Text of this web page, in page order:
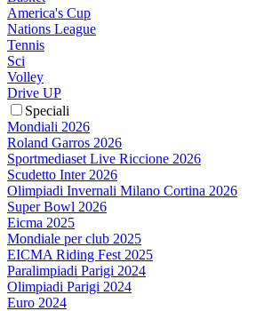
America's Cup
Nations League
Tennis
Sci
Volley
Drive UP
Speciali
Mondiali 2026
Roland Garros 2026
Sportmediaset Live Riccione 2026
Scudetto Inter 2026
Olimpiadi Invernali Milano Cortina 2026
Super Bowl 2026
Eicma 2025
Mondiale per club 2025
EICMA Riding Fest 2025
Paralimpiadi Parigi 2024
Olimpiadi Parigi 2024
Euro 2024